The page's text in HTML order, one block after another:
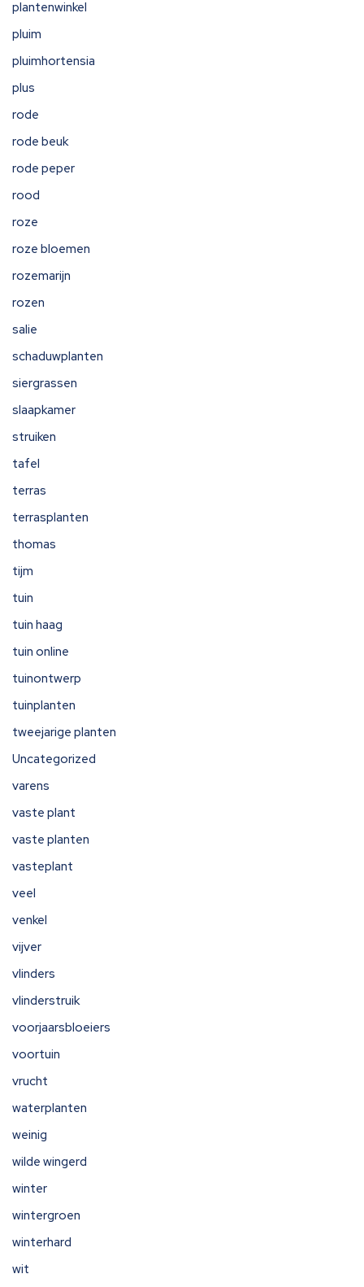
plantenwinkel
pluim
pluimhortensia
plus
rode
rode beuk
rode peper
rood
roze
roze bloemen
rozemarijn
rozen
salie
schaduwplanten
siergrassen
slaapkamer
struiken
tafel
terras
terrasplanten
thomas
tijm
tuin
tuin haag
tuin online
tuinontwerp
tuinplanten
tweejarige planten
Uncategorized
varens
vaste plant
vaste planten
vasteplant
veel
venkel
vijver
vlinders
vlinderstruik
voorjaarsbloeiers
voortuin
vrucht
waterplanten
weinig
wilde wingerd
winter
wintergroen
winterhard
wit